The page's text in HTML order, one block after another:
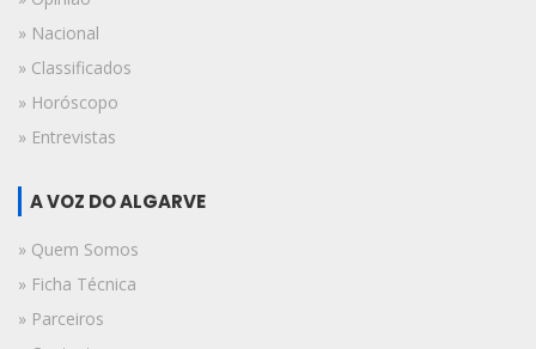
» Nacional
» Classificados
» Horóscopo
» Entrevistas
A VOZ DO ALGARVE
» Quem Somos
» Ficha Técnica
» Parceiros